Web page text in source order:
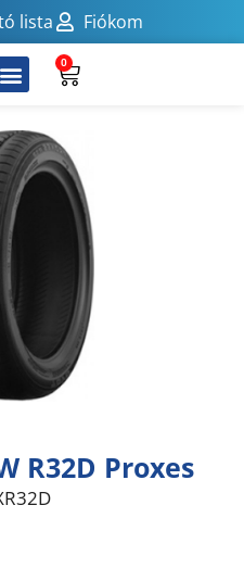
lista Fiókom
0
R32D Proxes